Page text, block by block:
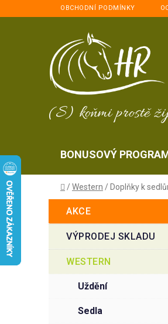
na
OBCHODNÍ PODMÍNKY
(S) koňmi prostě
BONUSOVÝ
Domů
/Western / Doplňky k
o
t
kategorie
AKCE
VÝPRODEJ SKLADU
WESTERN
uždění
sedla